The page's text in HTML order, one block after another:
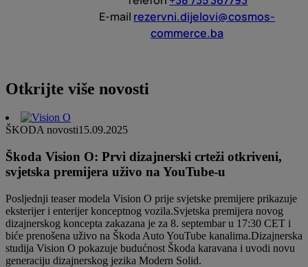
E-mail rezervni.dijelovi@cosmos-
commerce.ba
Otkrijte više novosti
ŠKODA novosti15.09.2025
Škoda Vision O: Prvi dizajnerski crteži otkriveni,
svjetska premijera uživo na YouTube-u
Posljednji teaser modela Vision O prije svjetske premijere prikazuje
eksterijer i enterijer konceptnog vozila.Svjetska premijera novog
dizajnerskog koncepta zakazana je za 8. septembar u 17:30 CET i
biće prenošena uživo na Škoda Auto YouTube kanalima.Dizajnerska
studija Vision O pokazuje budućnost Škoda karavana i uvodi novu
generaciju dizajnerskog jezika Modern Solid.